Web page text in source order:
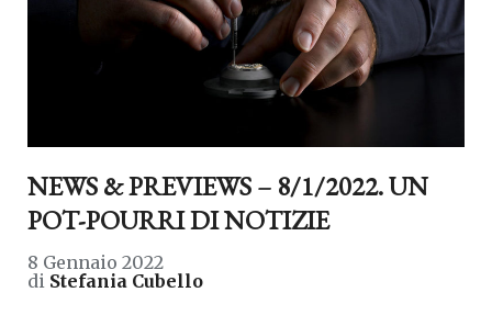
NEWS & PREVIEWS – 8/1/2022. UN
POT-POURRI DI NOTIZIE
8 Gennaio 2022
di Stefania Cubello